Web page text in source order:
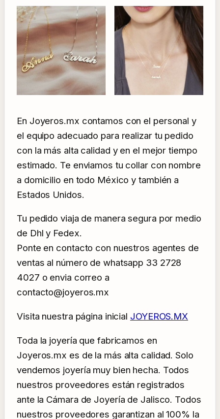
En Joyeros.mx contamos con el personal y
el equipo adecuado para realizar tu pedido
con la más alta calidad y en el mejor tiempo
estimado. Te enviamos tu collar con nombre
a domicilio en todo México y también a
Estados Unidos.
Tu pedido viaja de manera segura por medio
de Dhl y Fedex.
Ponte en contacto con nuestros agentes de
ventas al número de whatsapp 33 2728
4027 o envia correo a
contacto@joyeros.mx
Visita nuestra página inicial JOYEROS.MX
Toda la joyería que fabricamos en
Joyeros.mx es de la más alta calidad. Solo
vendemos joyería muy bien hecha. Todos
nuestros proveedores están registrados
ante la Cámara de Joyería de Jalisco. Todos
nuestros proveedores garantizan al 100% la